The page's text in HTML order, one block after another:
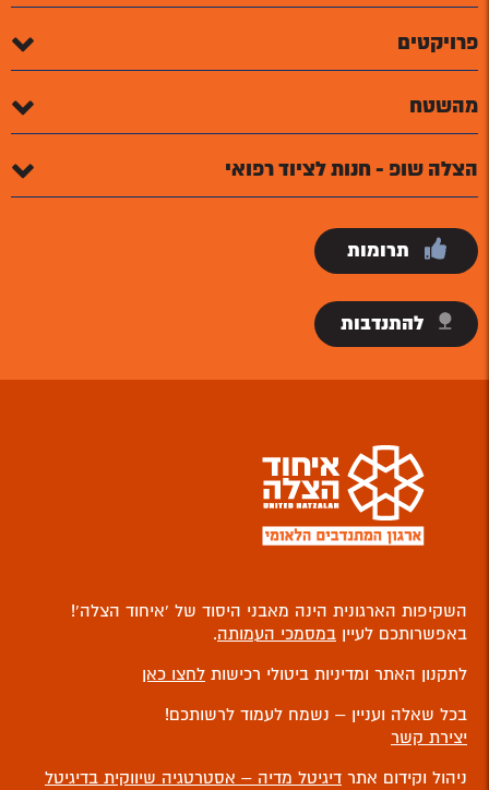
פרויקטים
מהשטח
הצלה שופ - חנות לציוד רפואי
תרומות
להתנדבות
השקיפות הארגונית הינה מאבני היסוד של ‘איחוד הצלה’!
באפשרותכם לעיין במסמכי העמותה.
לתקנון האתר ומדיניות ביטולי רכישות לחצו כאן
בכל שאלה ועניין – נשמח לעמוד לרשותכם!
יצירת קשר
ניהול וקידום אתר דיגיטל מדיה – אסטרטגיה שיווקית בדיגיטל